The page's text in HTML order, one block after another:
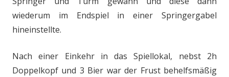
wiederum im Endspiel in einer Springergabel
hineinstellte.
Nach einer Einkehr in das Spiellokal, nebst 2h
Doppelkopf und 3 Bier war der Frust behelfsmäßig